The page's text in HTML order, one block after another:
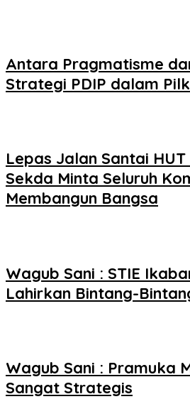
Antara Pragmatisme
Strategi PDIP dalam
Lepas Jalan Santai
Sekda Minta Seluruh
Membangun Bangsa
Wagub Sani : STIE
Lahirkan Bintang-
Wagub Sani : Pramuka
Sangat Strategis